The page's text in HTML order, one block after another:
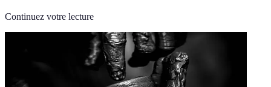
Continuez votre lecture